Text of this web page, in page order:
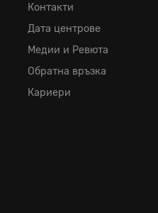
Контакти
Дата центрове
Медии и Ревюта
Обратна връзка
Кариери